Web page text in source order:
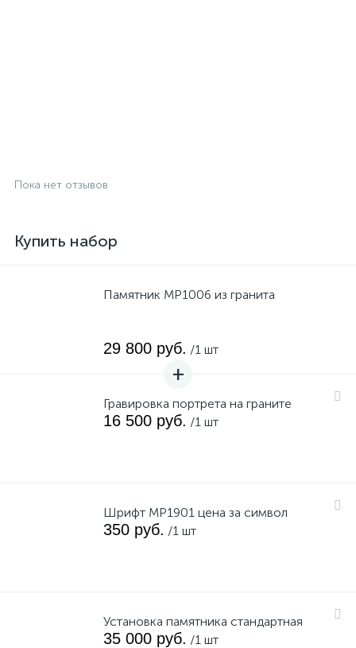
Пока нет отзывов
Купить набор
Памятник MP1006 из гранита
29 800 руб. /1 шт
Гравировка портрета на граните
16 500 руб. /1 шт
Шрифт MP1901 цена за символ
350 руб. /1 шт
Установка памятника стандартная
35 000 руб. /1 шт